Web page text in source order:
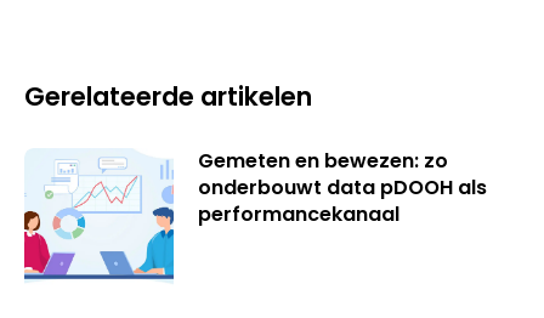
Gerelateerde artikelen
Gemeten en bewezen: zo
onderbouwt data pDOOH als
performancekanaal